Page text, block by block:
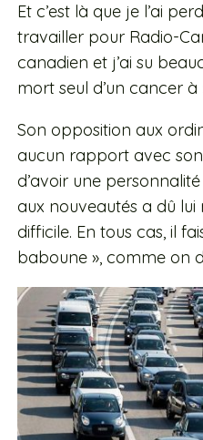
Et c’est là que je l’ai
travailler pour Radio-
canadien et j’ai su
mort seul d’un cancer à
Son opposition aux
aucun rapport avec
d’avoir une
aux nouveautés a dû
difficile. En tous cas, il
baboune », comme on